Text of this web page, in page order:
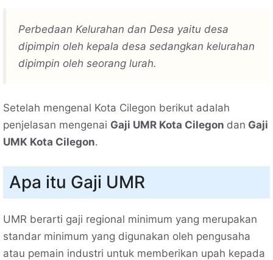
Perbedaan Kelurahan dan Desa yaitu desa
dipimpin oleh kepala desa sedangkan kelurahan
dipimpin oleh seorang lurah.
Setelah mengenal Kota Cilegon berikut adalah
penjelasan mengenai Gaji UMR Kota Cilegon dan Gaji
UMK Kota Cilegon.
Apa itu Gaji UMR
UMR berarti gaji regional minimum yang merupakan
standar minimum yang digunakan oleh pengusaha
atau pemain industri untuk memberikan upah kepada